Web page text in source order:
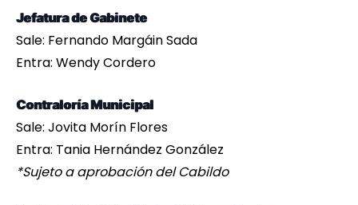
Jefatura de Gabinete
Sale: Fernando Margáin Sada
Entra: Wendy Cordero
Contraloría Municipal
Sale: Jovita Morín Flores
Entra: Tania Hernández González
*Sujeto a aprobación del Cabildo